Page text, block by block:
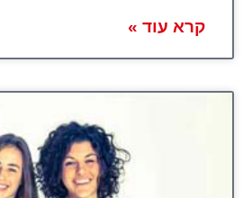
קרא עוד »